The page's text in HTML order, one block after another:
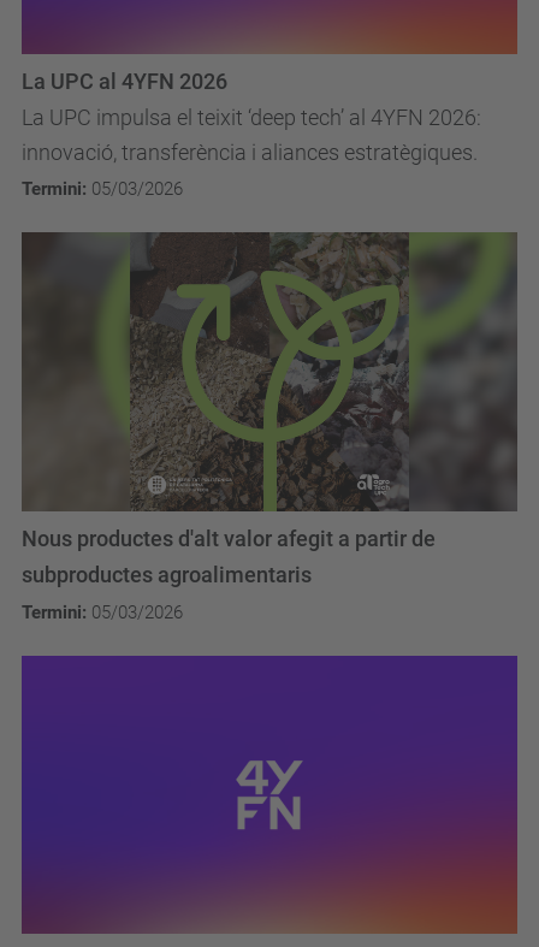
La UPC impulsa el teixit ‘deep tech’ al 4YFN 2026:
innovació, transferència i aliances estratègiques.
La UPC al 4YFN 2026
Termini: 05/03/2026
Nous productes d'alt valor afegit a partir de
subproductes agroalimentaris
Termini: 05/03/2026